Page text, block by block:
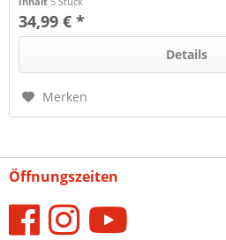
34,99 € *
Details
Merken
Öffnungszeiten